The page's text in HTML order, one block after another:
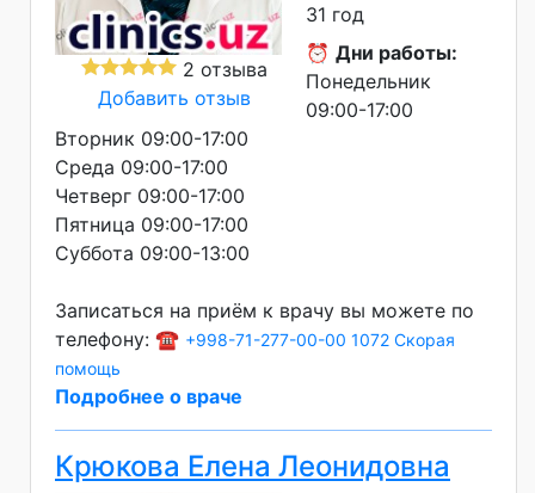
2 отзыва
Добавить отзыв
31 год
⏰ Дни работы:
Понедельник
09:00-17:00
Вторник 09:00-17:00
Среда 09:00-17:00
Четверг 09:00-17:00
Пятница 09:00-17:00
Суббота 09:00-13:00
Записаться на приём к врачу вы можете по
телефону: ☎️ +998-71-277-00-00 1072 Скорая
помощь
Подробнее о враче
Крюкова Елена Леонидовна